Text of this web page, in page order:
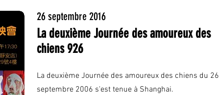
26 septembre 2016
La deuxième Journée des amoureux des
chiens 926
La deuxième Journée des amoureux des chiens du 26
septembre 2006 s'est tenue à Shanghai.